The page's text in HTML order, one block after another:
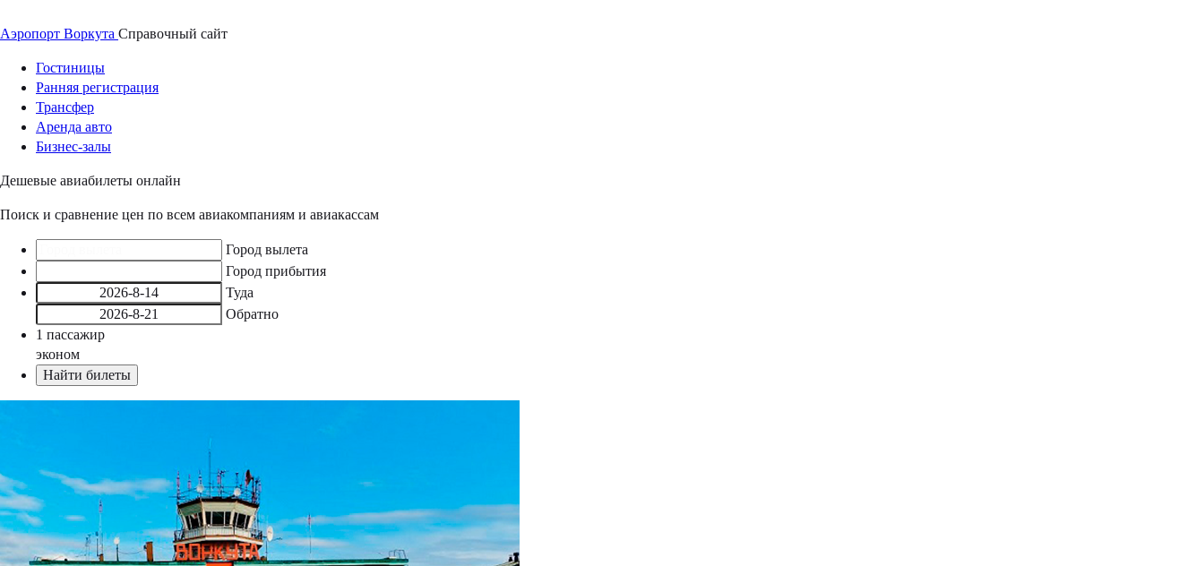
Аэропорт Воркута Справочный сайт
Гостиницы
Ранняя регистрация
Трансфер
Аренда авто
Бизнес-залы
Дешевые авиабилеты онлайн
Поиск и сравнение цен по всем авиакомпаниям и авиакассам
Город вылета
Город прибытия
Туда
Обратно
1 пассажир
эконом
Найти билеты